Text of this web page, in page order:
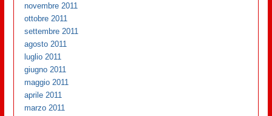
novembre 2011
ottobre 2011
settembre 2011
agosto 2011
luglio 2011
giugno 2011
maggio 2011
aprile 2011
marzo 2011